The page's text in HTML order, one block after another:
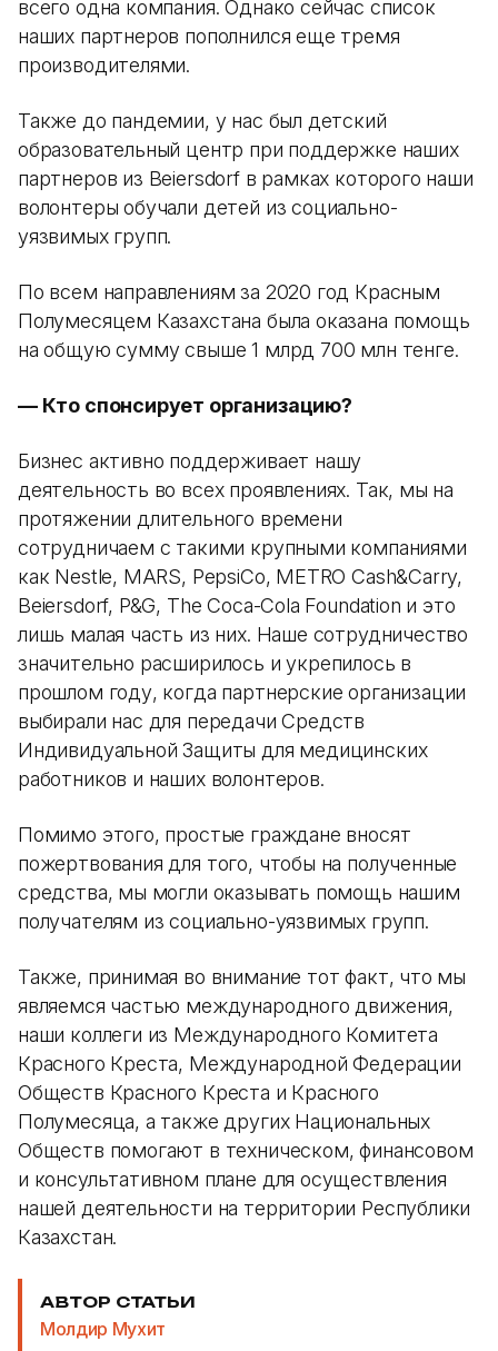
всего одна компания. Однако сейчас список
наших партнеров пополнился еще тремя
производителями.
Также до пандемии, у нас был детский
образовательный центр при поддержке наших
партнеров из Beiersdorf в рамках которого наши
волонтеры обучали детей из социально-
уязвимых групп.
По всем направлениям за 2020 год Красным
Полумесяцем Казахстана была оказана помощь
на общую сумму свыше 1 млрд 700 млн тенге.
— Кто спонсирует организацию?
Бизнес активно поддерживает нашу
деятельность во всех проявлениях. Так, мы на
протяжении длительного времени
сотрудничаем с такими крупными компаниями
как Nestle, MARS, PepsiCo, METRO Cash&Carry,
Beiersdorf, P&G, The Coca-Cola Foundation и это
лишь малая часть из них. Наше сотрудничество
значительно расширилось и укрепилось в
прошлом году, когда партнерские организации
выбирали нас для передачи Средств
Индивидуальной Защиты для медицинских
работников и наших волонтеров.
Помимо этого, простые граждане вносят
пожертвования для того, чтобы на полученные
средства, мы могли оказывать помощь нашим
получателям из социально-уязвимых групп.
Также, принимая во внимание тот факт, что мы
являемся частью международного движения,
наши коллеги из Международного Комитета
Красного Креста, Международной Федерации
Обществ Красного Креста и Красного
Полумесяца, а также других Национальных
Обществ помогают в техническом, финансовом
и консультативном плане для осуществления
нашей деятельности на территории Республики
Казахстан.
АВТОР СТАТЬИ
Молдир Мухит